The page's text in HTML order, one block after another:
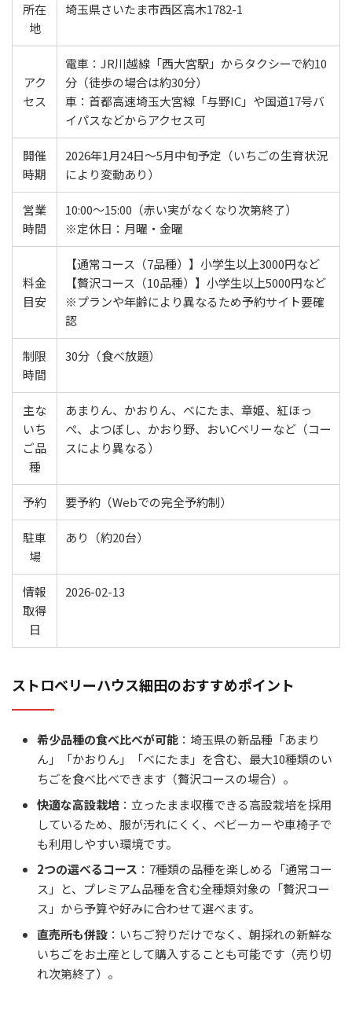
所在
地
埼玉県さいたま市西区高木1782-1
アク
セス
電車：JR川越線「西大宮駅」からタクシーで約10
分（徒歩の場合は約30分）
車：首都高速埼玉大宮線「与野IC」や国道17号バ
イパスなどからアクセス可
開催
時期
2026年1月24日～5月中旬予定（いちごの生育状況
により変動あり）
営業
時間
10:00～15:00（赤い実がなくなり次第終了）
※定休日：月曜・金曜
料金
目安
【通常コース（7品種）】小学生以上3000円など
【贅沢コース（10品種）】小学生以上5000円など
※プランや年齢により異なるため予約サイト要確
認
制限
時間
30分（食べ放題）
主な
いち
ご品
種
あまりん、かおりん、べにたま、章姫、紅ほっ
ぺ、よつぼし、かおり野、おいCベリーなど（コー
スにより異なる）
予約 要予約（Webでの完全予約制）
駐車
場
あり（約20台）
情報
取得
日
2026-02-13
ストロベリーハウス細田のおすすめポイント
希少品種の食べ比べが可能 ：埼玉県の新品種「あまり
ん」「かおりん」「べにたま」を含む、最大10種類のい
ちごを食べ比べできます（贅沢コースの場合）。
快適な高設栽培 ：立ったまま収穫できる高設栽培を採用
しているため、服が汚れにくく、ベビーカーや車椅子で
も利用しやすい環境です。
2つの選べるコース ：7種類の品種を楽しめる「通常コー
ス」と、プレミアム品種を含む全種類対象の「贅沢コー
ス」から予算や好みに合わせて選べます。
直売所も併設 ：いちご狩りだけでなく、朝採れの新鮮な
いちごをお土産として購入することも可能です（売り切
れ次第終了）。